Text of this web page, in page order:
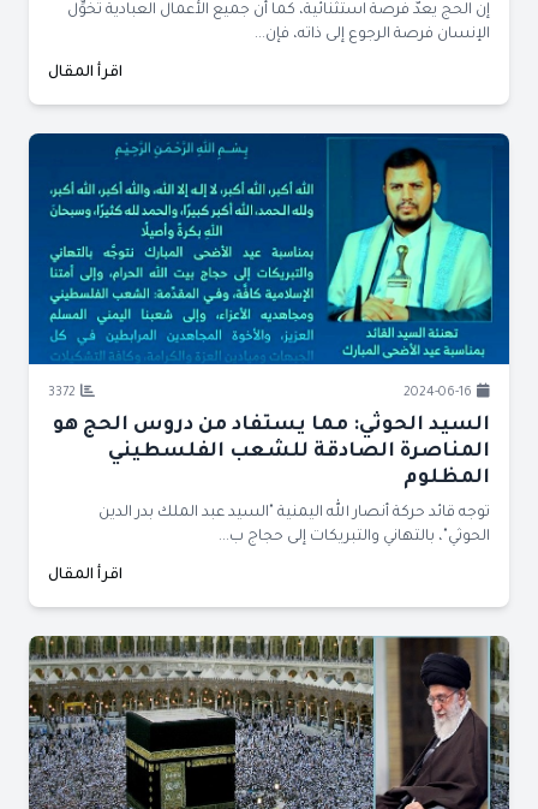
إن الحج يعدّ فرصة استثنائية، كما أن جميع الأعمال العبادية تُخوِّل
الإنسان فرصة الرجوع إلى ذاته، فإن...
اقرأ المقال
2024-06-16
3372
السيد الحوثي: مما يستفاد من دروس الحج هو
المناصرة الصادقة للشعب الفلسطيني
المظلوم
توجه قائد حركة أنصار الله اليمنية "السيد عبد الملك بدر الدين
الحوثي"، بالتهاني والتبريكات إلى حجاج ب...
اقرأ المقال